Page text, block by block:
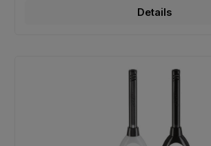
Details